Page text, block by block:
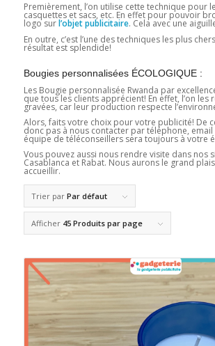
Premièrement, l’on utilise cette technique pour
casquettes et sacs, etc. En effet pour pouvoir
logo surl’objet publicitaire. Cela avec une
En outre, c’est l’une des techniques les plus
résultat est splendide!
Bougies personnalisées ÉCOLOGIQUE :
Les Bougie personnalisée Rwanda par
que tous les clients apprécient! En effet, l’on les
gravées, car leur production respecte
Alors, faits votre choix pour votre publicité! De
donc pas à nous contacter par téléphone,
équipe de téléconseillers sera toujours à votre
Vous pouvez aussi nous rendre visite dans nos
Casablanca et Rabat. Nous aurons le grand
accueillir.
Trier par Par défaut
Afficher 45 Produits par page